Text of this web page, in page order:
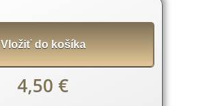
Vložiť do košíka
4,50 €